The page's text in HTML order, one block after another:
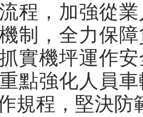
程，加強從
制，全力保
實機坪運作
點強化人員
規程，堅決防